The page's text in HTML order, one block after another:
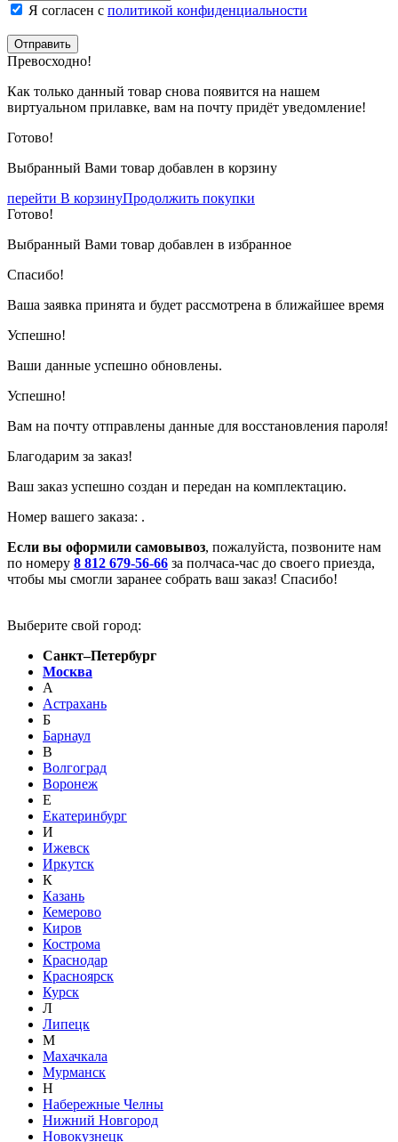
Я согласен с политикой конфиденциальности
Отправить
Превосходно!
Как только данный товар снова появится на нашем
виртуальном прилавке, вам на почту придёт уведомление!
Готово!
Выбранный Вами товар добавлен в корзину
перейти В корзинуПродолжить покупки
Готово!
Выбранный Вами товар добавлен в избранное
Спасибо!
Ваша заявка принята и будет рассмотрена в ближайшее время
Успешно!
Ваши данные успешно обновлены.
Успешно!
Вам на почту отправлены данные для восстановления пароля!
Благодарим за заказ!
Ваш заказ успешно создан и передан на комплектацию.
Номер вашего заказа: .
Если вы оформили самовывоз, пожалуйста, позвоните нам
по номеру 8 812 679-56-66 за полчаса-час до своего приезда,
чтобы мы смогли заранее собрать ваш заказ! Спасибо!
Выберите свой город:
Санкт–Петербург
Москва
А
Астрахань
Б
Барнаул
В
Волгоград
Воронеж
Е
Екатеринбург
И
Ижевск
Иркутск
К
Казань
Кемерово
Киров
Кострома
Краснодар
Красноярск
Курск
Л
Липецк
М
Махачкала
Мурманск
Н
Набережные Челны
Нижний Новгород
Новокузнецк